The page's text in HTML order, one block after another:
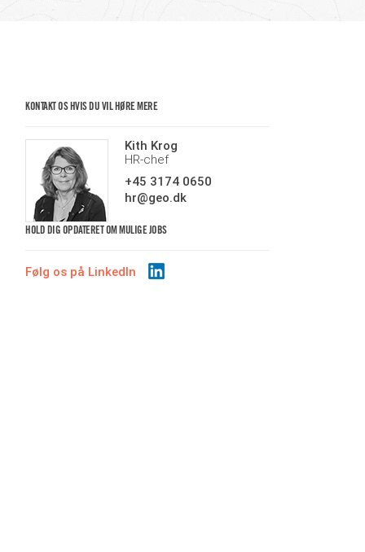
KONTAKT OS HVIS DU VIL HØRE MERE
Kith Krog
HR-chef
+45 3174 0650
hr@geo.dk
HOLD DIG OPDATERET OM MULIGE JOBS
Følg os på LinkedIn